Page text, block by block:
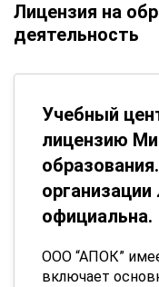
Лицензия на
деятельность
Учебный
лицензию
организации
официальна.
ООО “АПОК”
включает